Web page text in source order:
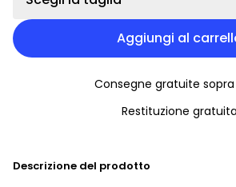
Aggiungi al
Consegne gratuite
Restituzione gratuita
Descrizione del prodotto